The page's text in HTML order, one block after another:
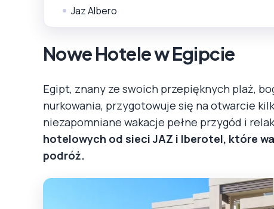
Jaz Albero
Nowe Hotele w Egipcie
Egipt, znany ze swoich przepięknych plaż,
nurkowania, przygotowuje się na otwarcie
niezapomniane wakacje pełne przygód i
hotelowych od sieci JAZ i Iberotel, które
podróż.